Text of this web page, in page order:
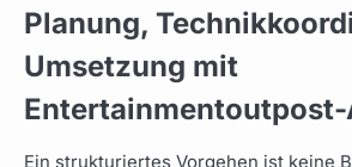
Planung,
Umsetzung mit
Ein strukturiertes Vorgehen ist keine